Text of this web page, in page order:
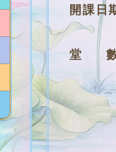
開課日
堂